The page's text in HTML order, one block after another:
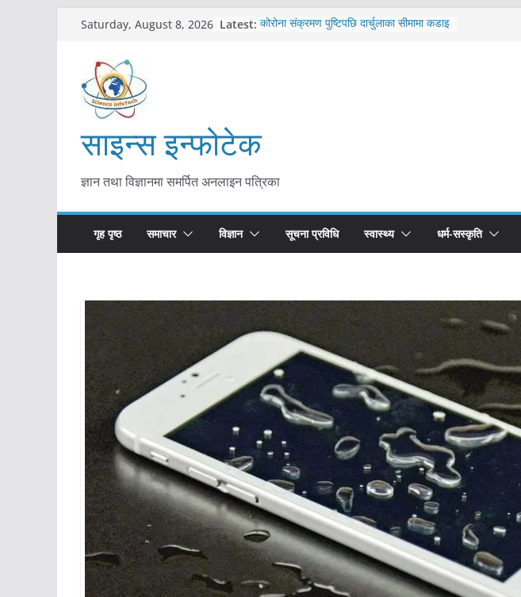
content
Saturday, August 8, 2026 Latest: कोरोना संक्रमण पुष्टिपछि दार्चुलाका सीमामा कडाइ
काभ्रेपलाञ्चोकमा आयुर्वेद स्वास्थ्योपचारतर्फ
साइन्स इन्फोटेक
ज्ञान तथा विज्ञानमा समर्पित अनलाइन पत्रिका
गृह पृष्ठ समाचार विज्ञान सूचना प्रविधि स्वास्थ्य धर्म-सस्कृति